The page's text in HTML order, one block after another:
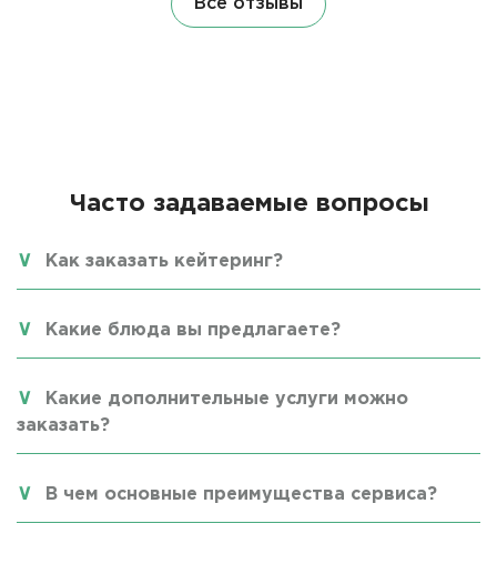
Все отзывы
Часто задаваемые вопросы
Как заказать кейтеринг?
Какие блюда вы предлагаете?
Какие дополнительные услуги можно
заказать?
В чем основные преимущества сервиса?